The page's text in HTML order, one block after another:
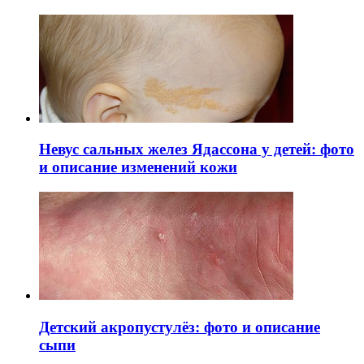
Невус сальных желез Ядассона у детей: фото
и описание изменений кожи
Детский акропустулёз: фото и описание
сыпи